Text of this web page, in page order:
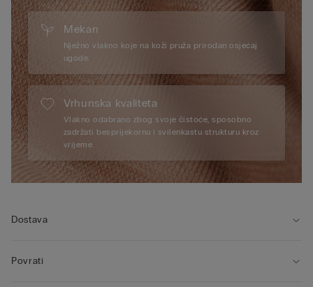
Mekan
Nježno vlakno koje na koži pruža prirodan osjećaj
ugode.
Vrhunska kvaliteta
Vlakno odabrano zbog svoje čistoće, sposobno
zadržati besprijekornu i svilenkastu strukturu kroz
vrijeme.
Dostava
Povrati